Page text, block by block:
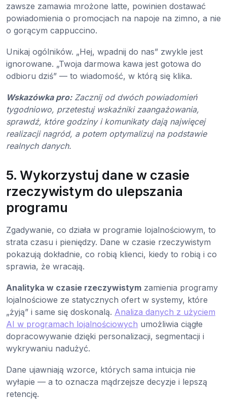
zawsze zamawia mrożone latte, powinien dostawać
powiadomienia o promocjach na napoje na zimno, a nie
o gorącym cappuccino.
Unikaj ogólników. „Hej, wpadnij do nas” zwykle jest
ignorowane. „Twoja darmowa kawa jest gotowa do
odbioru dziś” — to wiadomość, w którą się klika.
Wskazówka pro: Zacznij od dwóch powiadomień
tygodniowo, przetestuj wskaźniki zaangażowania,
sprawdź, które godziny i komunikaty dają najwięcej
realizacji nagród, a potem optymalizuj na podstawie
realnych danych.
5. Wykorzystuj dane w czasie
rzeczywistym do ulepszania
programu
Zgadywanie, co działa w programie lojalnościowym, to
strata czasu i pieniędzy. Dane w czasie rzeczywistym
pokazują dokładnie, co robią klienci, kiedy to robią i co
sprawia, że wracają.
Analityka w czasie rzeczywistym zamienia programy
lojalnościowe ze statycznych ofert w systemy, które
„żyją” i same się doskonalą. Analiza danych z użyciem
AI w programach lojalnościowych umożliwia ciągłe
dopracowywanie dzięki personalizacji, segmentacji i
wykrywaniu nadużyć.
Dane ujawniają wzorce, których sama intuicja nie
wyłapie — a to oznacza mądrzejsze decyzje i lepszą
retencję.